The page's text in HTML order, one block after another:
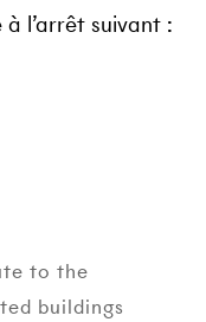
l’arrêt suivant :
to the
buildings